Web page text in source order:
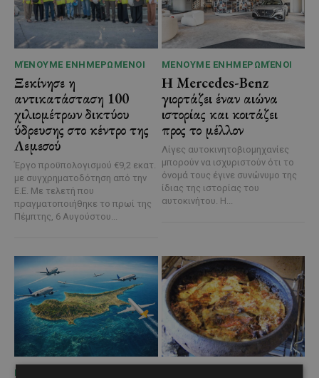
ΜΈΝΟΥΜΕ ΕΝΗΜΕΡΩΜΈΝΟΙ
Ξεκίνησε η
αντικατάσταση 100
χιλιομέτρων δικτύου
ύδρευσης στο κέντρο της
Λεμεσού
Έργο προϋπολογισμού €9,2 εκατ.
με συγχρηματοδότηση από την
Ε.Ε. Με τελετή που
πραγματοποιήθηκε το πρωί της
Πέμπτης, 6 Αυγούστου...
ΜΈΝΟΥΜΕ ΕΝΗΜΕΡΩΜΈΝΟΙ
Η Mercedes-Benz
γιορτάζει έναν αιώνα
ιστορίας και κοιτάζει
προς το μέλλον
Λίγες αυτοκινητοβιομηχανίες
μπορούν να ισχυριστούν ότι το
όνομά τους έγινε συνώνυμο της
ίδιας της ιστορίας του
αυτοκινήτου. Η...
ΜΈΝΟΥΜΕ ΕΝΗΜΕΡΩΜΈΝΟΙ